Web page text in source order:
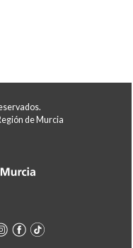
de Murcia